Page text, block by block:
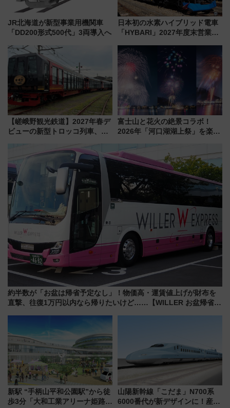
JR北海道が新型事業用機関車
「DD200形式500代」3両導入へ
日本初の水素ハイブリッド電車
「HYBARI」2027年度末営業運
で水素利活用が加速
【嵯峨野観光鉄道】2027年春デ
ビューの新型トロッコ列車、い
は2026年で引退
富士山と花火の絶景コラボ！
2026年「河口湖湖上祭」を楽し
ススメ
約半数が「お盆は帰省予定なし」！物価高・運賃値上げが財布を
直撃、往復1万円以内なら帰りたいけど……【WILLER お盆帰省動
新駅 “手柄山平和公園駅”から徒
歩3分「大和工業アリーナ姫路」
山陽新幹線「こだま」N700系
6000番代が新デザインに！産学